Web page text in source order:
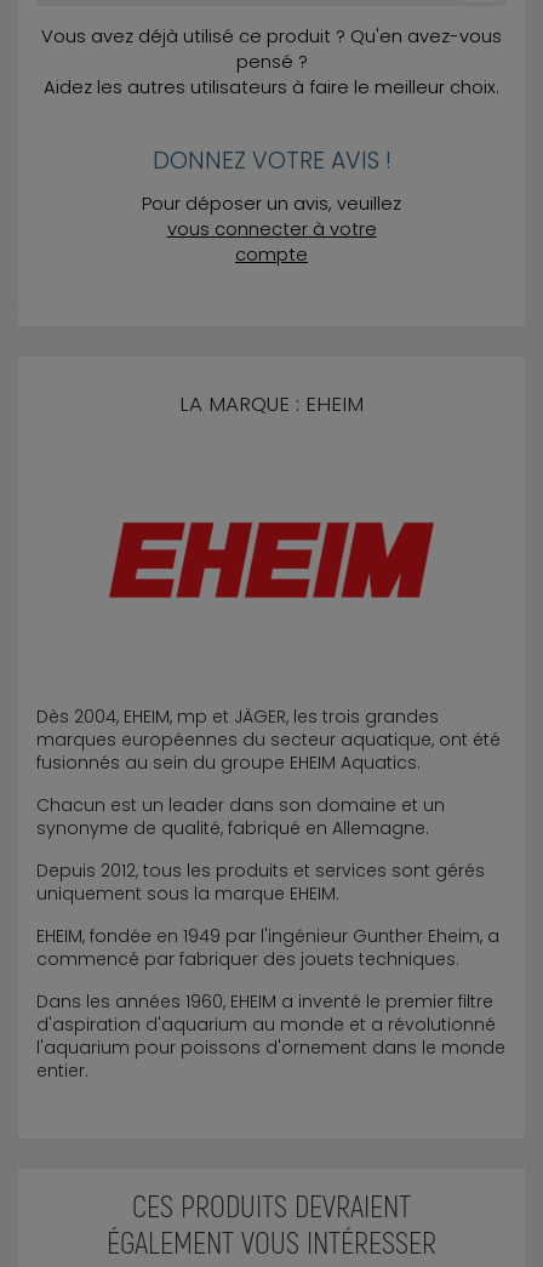
Vous avez déjà utilisé ce produit ? Qu'en avez-vous
pensé ?
Aidez les autres utilisateurs à faire le meilleur choix.
DONNEZ VOTRE AVIS !
Pour déposer un avis, veuillez
vous connecter à votre
compte
LA MARQUE : EHEIM
Dès 2004, EHEIM, mp et JÄGER, les trois grandes
marques européennes du secteur aquatique, ont été
fusionnés au sein du groupe EHEIM Aquatics.
Chacun est un leader dans son domaine et un
synonyme de qualité, fabriqué en Allemagne.
Depuis 2012, tous les produits et services sont gérés
uniquement sous la marque EHEIM.
EHEIM, fondée en 1949 par l'ingénieur Gunther Eheim, a
commencé par fabriquer des jouets techniques.
Dans les années 1960, EHEIM a inventé le premier filtre
d'aspiration d'aquarium au monde et a révolutionné
l'aquarium pour poissons d'ornement dans le monde
entier.
CES PRODUITS DEVRAIENT
ÉGALEMENT VOUS INTÉRESSER